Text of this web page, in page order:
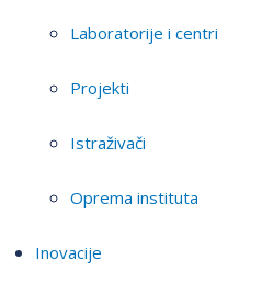
Laboratorije i centri
Projekti
Istraživači
Oprema instituta
Inovacije